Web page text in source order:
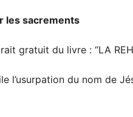
les sacrements
gratuit du livre : “LA
l’usurpation du nom de